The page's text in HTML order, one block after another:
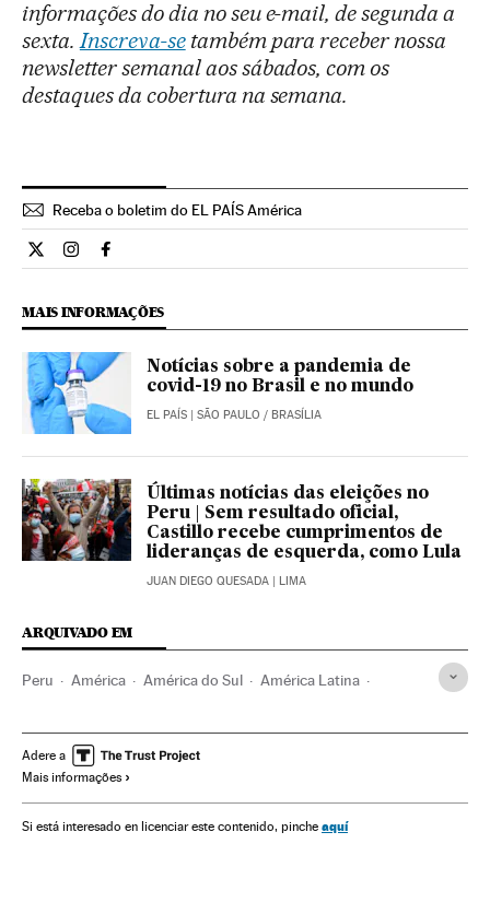
informações do dia no seu e-mail, de segunda a
sexta.Inscreva-setambém para receber nossa
newsletter semanal aos sábados, com os
destaques da cobertura na semana.
Receba o boletim do EL PAÍS América
Internacional El País Brasil en Twitter
Internacional El País Brasil en Instagram
Internacional El País Brasil en Facebook
MAIS INFORMAÇÕES
Notícias sobre a pandemia de
covid-19 no Brasil e no mundo
EL PAÍS | SÃO PAULO / BRASÍLIA
Últimas notícias das eleições no
Peru | Sem resultado oficial,
Castillo recebe cumprimentos de
lideranças de esquerda, como Lula
JUAN DIEGO QUESADA | LIMA
ARQUIVADO EM
Peru América América do Sul América Latina
Eleição Peru Escrutínio votos
Adere a
Mais informações
Si está interesado en licenciar este contenido, pinche aquí